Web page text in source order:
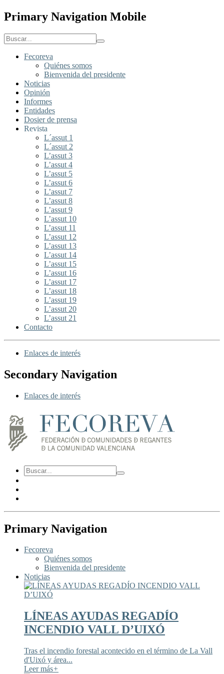
Primary Navigation Mobile
Fecoreva
Quiénes somos
Bienvenida del presidente
Noticias
Opinión
Informes
Entidades
Dosier de prensa
Revista
L´assut 1
L´assut 2
L’assut 3
L’assut 4
L’assut 5
L’assut 6
L’assut 7
L’assut 8
L’assut 9
L’assut 10
L’assut 11
L’assut 12
L’assut 13
L’assut 14
L’assut 15
L’assut 16
L’assut 17
L’assut 18
L’assut 19
L’assut 20
L’assut 21
Contacto
Enlaces de interés
Secondary Navigation
Enlaces de interés
Primary Navigation
Fecoreva
Quiénes somos
Bienvenida del presidente
Noticias
LÍNEAS AYUDAS REGADÍO
INCENDIO VALL D’UIXÓ
Tras el incendio forestal acontecido en el término de La Vall
d'Uixó y área...
Leer más+